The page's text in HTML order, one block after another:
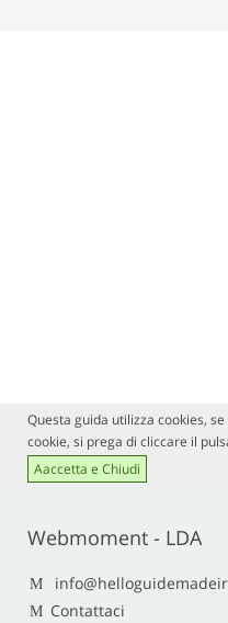
Questa guida utilizza cookies,
cookie, si prega di cliccare il
Aaccetta e Chiudi
Webmoment - LDA
Contattaci